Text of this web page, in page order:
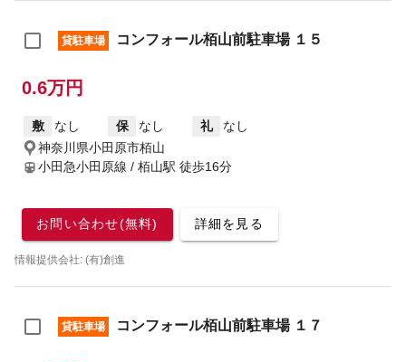
貸駐車場 コンフォール栢山前駐車場 １５
0.6万円
敷 なし 保 なし 礼
なし
神奈川県小田原市栢山
小田急小田原線 / 栢山駅 徒歩16分
お問い合わせ(無料) 詳細を見る
情報提供会社: (有)創進
貸駐車場 コンフォール栢山前駐車場 １７